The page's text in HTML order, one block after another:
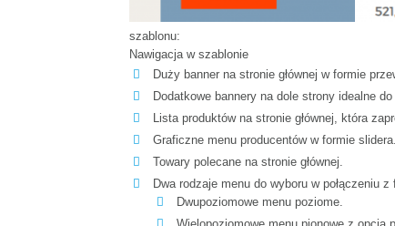
szablonu:
Nawigacja w szablonie
Duży banner na stronie głównej w formie
Dodatkowe bannery na dole strony idealne
Lista produktów na stronie głównej, która
Graficzne menu producentów w formie slidera.
Towary polecane na stronie głównej.
Dwa rodzaje menu do wyboru w połączeniu
Dwupoziomowe menu poziome.